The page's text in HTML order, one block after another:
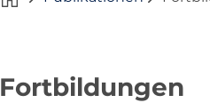
Fortbildungen